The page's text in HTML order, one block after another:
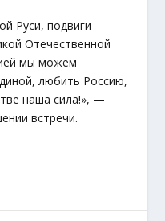
Руси, подвиги
Отечественной
мы можем
любить Россию,
наша сила!», —
встречи.